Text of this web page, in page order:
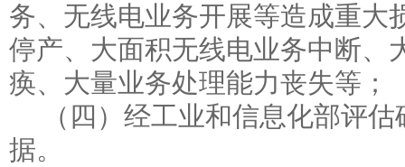
务、无线电业务开展等造成重大
停产、大面积无线电业务中断、
痪、大量业务处理能力丧失等；
（四）经工业和信息化部评
据。